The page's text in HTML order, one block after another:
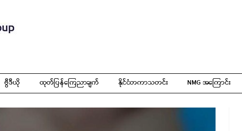
ဗွီဒီယို ထုတ်ပြန်ကြေညာချက် နိုင်ငံတကာသတင်း NMG အကြောင်း